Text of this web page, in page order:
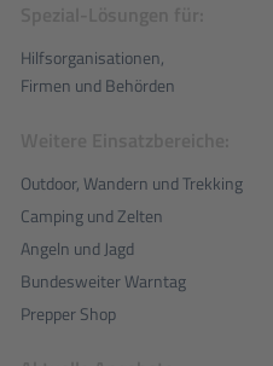
Hilfsorganisationen,
Firmen und Behörden
Outdoor, Wandern und Trekking
Camping und Zelten
Angeln und Jagd
Bundesweiter Warntag
Prepper Shop